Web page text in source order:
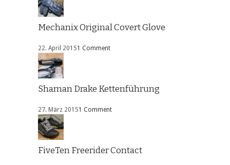
Mechanix Original Covert Glove
22. April 20151 Comment
Shaman Drake Kettenführung
27. März 20151 Comment
FiveTen Freerider Contact